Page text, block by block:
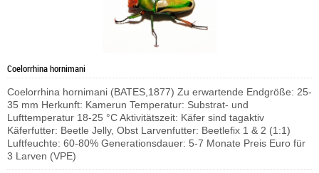
Coelorrhina hornimani
Coelorrhina hornimani (BATES,1877) Zu erwartende Endgröße: 25-
35 mm Herkunft: Kamerun Temperatur: Substrat- und
Lufttemperatur 18-25 °C Aktivitätszeit: Käfer sind tagaktiv
Käferfutter: Beetle Jelly, Obst Larvenfutter: Beetlefix 1 & 2 (1:1)
Luftfeuchte: 60-80% Generationsdauer: 5-7 Monate Preis Euro für
3 Larven (VPE)